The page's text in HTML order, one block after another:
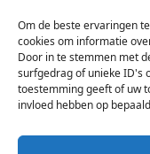
Om de beste ervaringen
cookies om informatie
Door in te stemmen met
surfgedrag of unieke ID's
toestemming geeft of uw
invloed hebben op
Vul
hier
je
e-
mailadres
in